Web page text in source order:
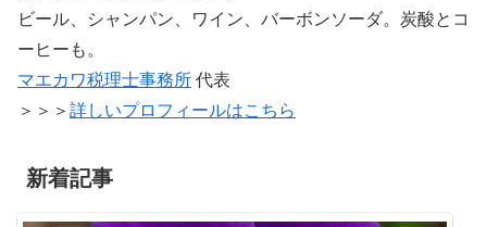
ビール、シャンパン、ワイン、バーボンソーダ。炭酸とコ
ーヒーも。
マエカワ税理士事務所 代表
＞＞＞ 詳しいプロフィールはこちら
新着記事